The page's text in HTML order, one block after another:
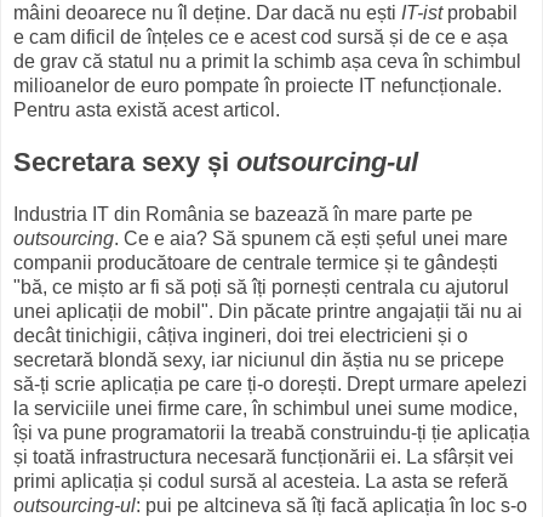
mâini deoarece nu îl deține. Dar dacă nu ești IT-istprobabil
e cam dificil de înțeles ce e acest cod sursă și de ce e așa
de grav că statul nu a primit la schimb așa ceva în schimbul
milioanelor de euro pompate în proiecte IT nefuncționale.
Pentru asta există acest articol.
Secretara sexy și outsourcing-ul
Industria IT din România se bazează în mare parte pe
outsourcing. Ce e aia? Să spunem că ești șeful unei mare
companii producătoare de centrale termice și te gândești
"bă, ce mișto ar fi să poți să îți pornești centrala cu ajutorul
unei aplicații de mobil". Din păcate printre angajații tăi nu ai
decât tinichigii, câțiva ingineri, doi trei electricieni și o
secretară blondă sexy, iar niciunul din ăștia nu se pricepe
să-ți scrie aplicația pe care ți-o dorești. Drept urmare apelezi
la serviciile unei firme care, în schimbul unei sume modice,
își va pune programatorii la treabă construindu-ți ție aplicația
și toată infrastructura necesară funcționării ei. La sfârșit vei
primi aplicația și codul sursă al acesteia. La asta se referă
outsourcing-ul: pui pe altcineva să îți facă aplicația în loc s-o